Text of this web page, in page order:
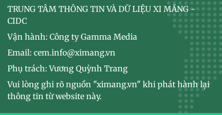
TRUNG TÂM THÔNG TIN VÀ DỮ LIỆU XI MĂNG -
CIDC
Vận hành: Công ty Gamma Media
Email: cem.info@ximang.vn
Phụ trách: Vương Quỳnh Trang
Vui lòng ghi rõ nguồn "ximang.vn" khi phát hành lại
thông tin từ website này.